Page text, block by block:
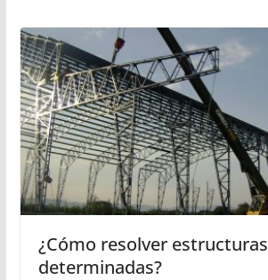
¿Cómo resolver estructuras
determinadas?